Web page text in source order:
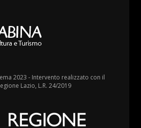
2023 - Intervento realizzato con il
Lazio, L.R. 24/2019